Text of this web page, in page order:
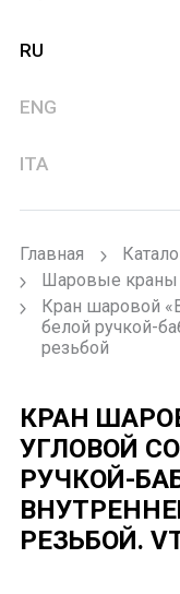
RU
ENG
ITA
Главная
Шаровые краны
Кран шаровой
белой ручкой-
резьбой
КРАН
УГЛОВОЙ
РУЧКОЙ-
РЕЗЬБОЙ.